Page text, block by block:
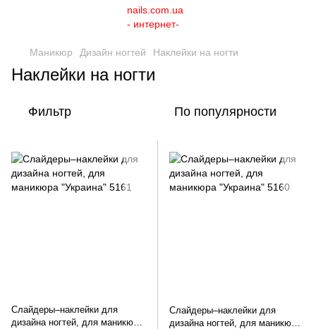
Маникюр Дизайн ногтей Наклейки на ногти
Наклейки на ногти
Фильтр По популярности
Слайдеры–наклейки для
дизайна ногтей, для маникюра
Слайдеры–наклейки для
дизайна ногтей, для маникюра